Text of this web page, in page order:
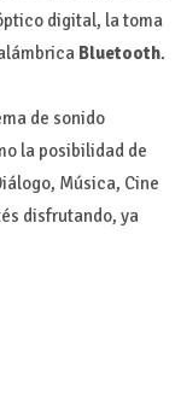
digital, la toma
Bluetooth.
de sonido
la posibilidad de
Música, Cine
disfrutando, ya